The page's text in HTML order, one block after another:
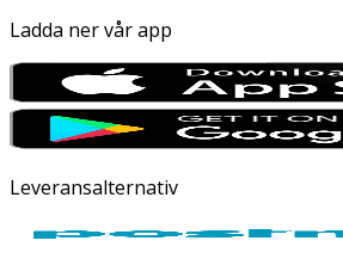
Ladda ner vår app
Leveransalternativ